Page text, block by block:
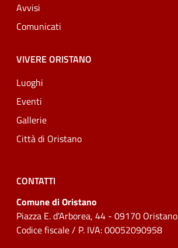
Avvisi
Comunicati
VIVERE ORISTANO
Luoghi
Eventi
Gallerie
Città di Oristano
CONTATTI
Comune di Oristano
Piazza E. d'Arborea, 44 - 09170 Oristano
Codice fiscale / P. IVA: 00052090958